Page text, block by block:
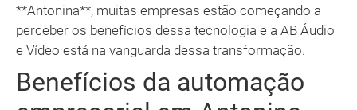
**Antonina**, muitas empresas estão começando a
perceber os benefícios dessa tecnologia e a AB Áudio
e Vídeo está na vanguarda dessa transformação.
Benefícios da automação